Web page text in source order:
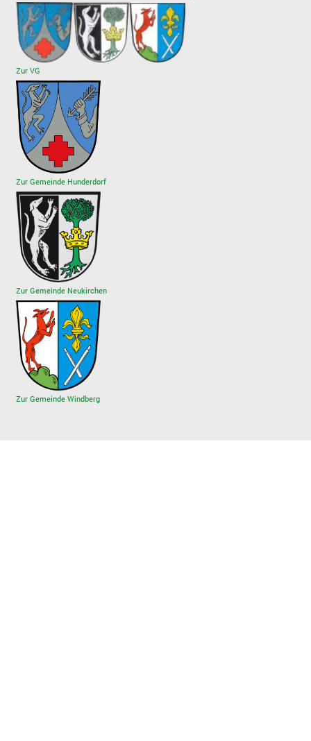
Zur VG
Zur Gemeinde Hunderdorf
Zur Gemeinde Neukirchen
Zur Gemeinde Windberg